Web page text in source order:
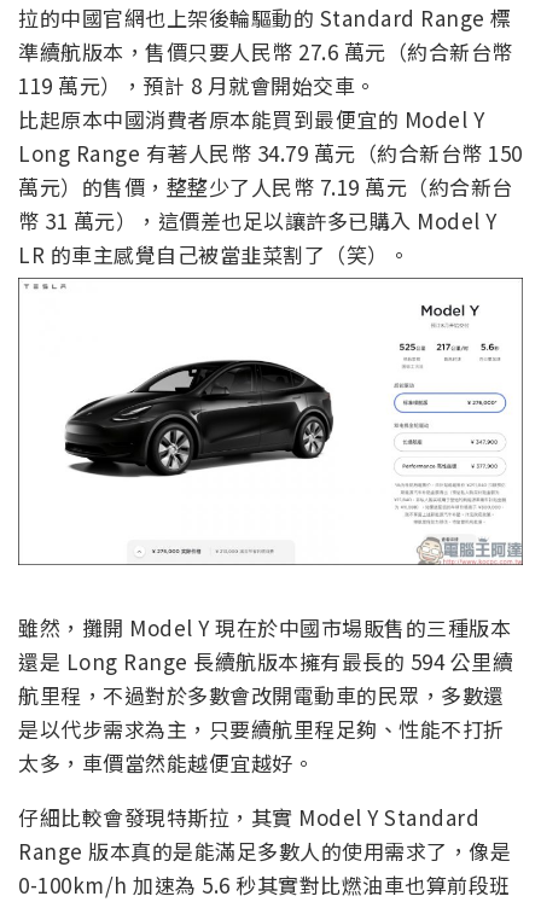
拉的中國官網也上架後輪驅動的 Standard Range 標
準續航版本，售價只要人民幣 27.6 萬元（約合新台幣
119 萬元），預計 8 月就會開始交車。
比起原本中國消費者原本能買到最便宜的 Model Y
Long Range 有著人民幣 34.79 萬元（約合新台幣 150
萬元）的售價，整整少了人民幣 7.19 萬元（約合新台
幣 31 萬元），這價差也足以讓許多已購入 Model Y
LR 的車主感覺自己被當韭菜割了（笑）。
雖然，攤開 Model Y 現在於中國市場販售的三種版本
還是 Long Range 長續航版本擁有最長的 594 公里續
航里程，不過對於多數會改開電動車的民眾，多數還
是以代步需求為主，只要續航里程足夠、性能不打折
太多，車價當然能越便宜越好。
仔細比較會發現特斯拉，其實 Model Y Standard
Range 版本真的是能滿足多數人的使用需求了，像是
0-100km/h 加速為 5.6 秒其實對比燃油車也算前段班